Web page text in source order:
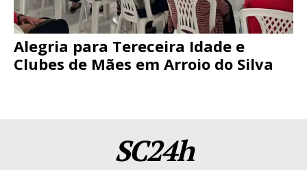
Alegria para Tereceira Idade e
Clubes de Mães em Arroio do Silva
SC24h